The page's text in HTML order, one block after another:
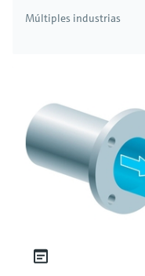
Múltiples industrias